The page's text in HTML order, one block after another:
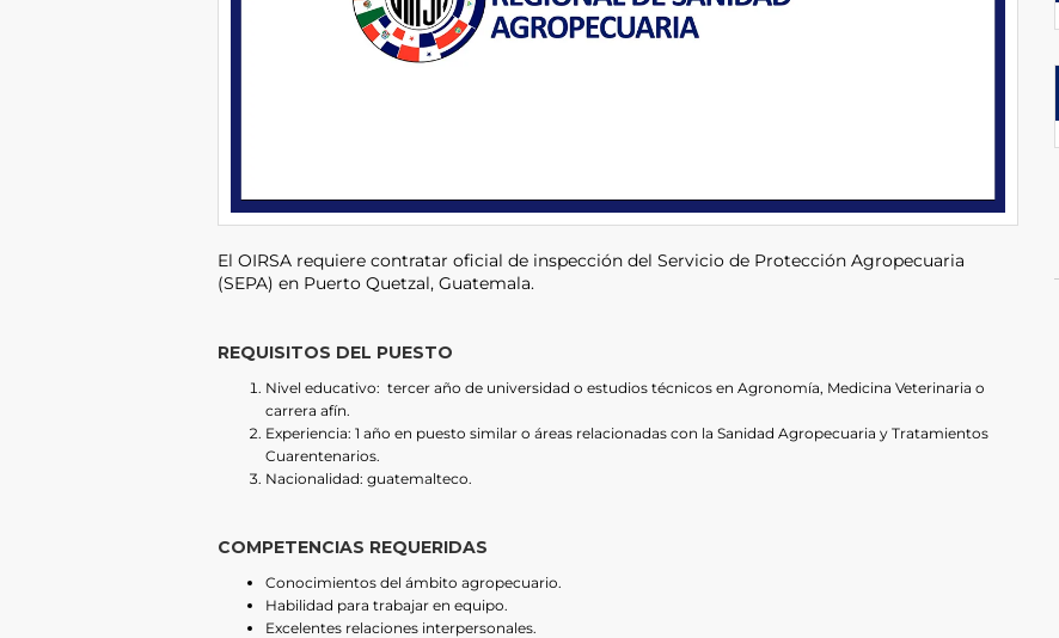
El OIRSA requiere contratar oficial de inspección del Servicio de Protección Agropecuaria
(SEPA) en Puerto Quetzal, Guatemala.
REQUISITOS DEL PUESTO
Nivel educativo: tercer año de universidad o estudios técnicos en Agronomía, Medicina Veterinaria o
carrera afín.
Experiencia: 1 año en puesto similar o áreas relacionadas con la Sanidad Agropecuaria y Tratamientos
Cuarentenarios.
Nacionalidad: guatemalteco.
COMPETENCIAS REQUERIDAS
Conocimientos del ámbito agropecuario.
Habilidad para trabajar en equipo.
Excelentes relaciones interpersonales.